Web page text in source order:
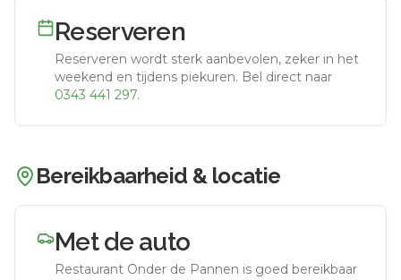
Reserveren
Reserveren wordt sterk aanbevolen, zeker in het
weekend en tijdens piekuren. Bel direct naar
0343 441 297.
Bereikbaarheid & locatie
Met de auto
Restaurant Onder de Pannen is goed bereikbaar